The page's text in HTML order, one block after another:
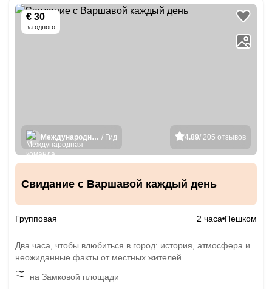
€ 30
за одного
4.89/ 205 отзывов
Международная команда гидов / Гид
Свидание с Варшавой каждый день
Групповая 2 часа Пешком
Два часа, чтобы влюбиться в город: история, атмосфера и
неожиданные факты от местных жителей
на Замковой площади